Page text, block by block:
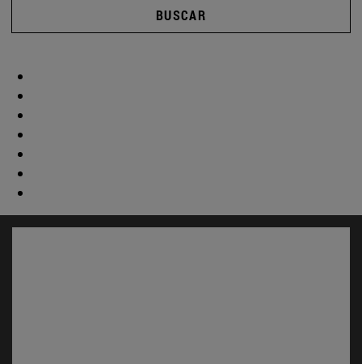
BUSCAR